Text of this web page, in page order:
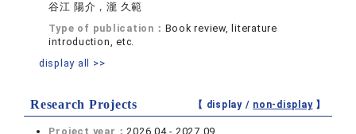
谷江 陽介，瀧 久範
Type of publication： Book review, literature
introduction, etc.
display all >>
Research Projects 【 display / non-display】
Project year：2026.04 - 2027.09